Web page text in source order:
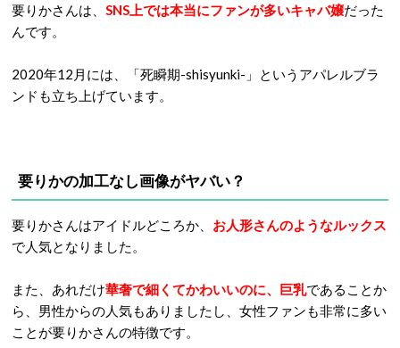
要りかさんは、 SNS上では本当にファンが多いキャバ嬢だった
んです。
2020年12月には、「死瞬期-shisyunki-」というアパレルブラ
ンドも立ち上げています。
要りかの加工なし画像がヤバい？
要りかさんはアイドルどころか、 お人形さんのようなルックス
で人気となりました。
また、あれだけ華奢で細くてかわいいのに、巨乳であることか
ら、男性からの人気もありましたし、女性ファンも非常に多い
ことが要りかさんの特徴です。